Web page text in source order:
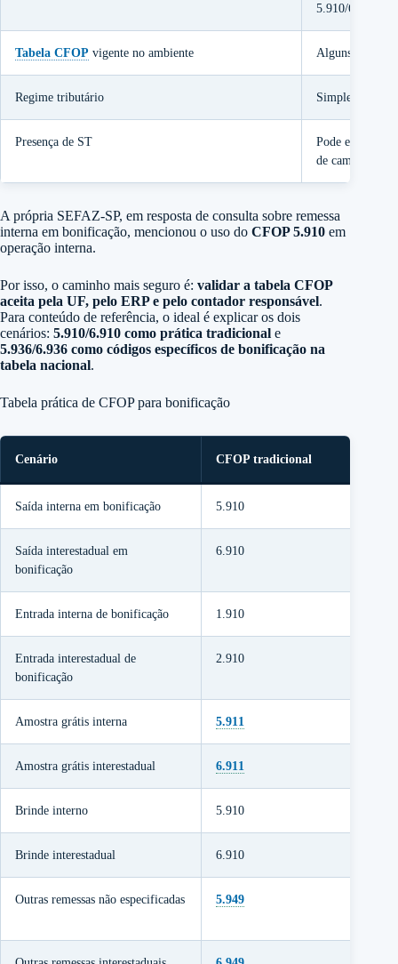
5.910/6.910
Tabela CFOP vigente no ambiente Alguns
Regime tributário Simples
Presença de ST Pode exigir
de campos
A própria SEFAZ-SP, em resposta de consulta sobre remessa
interna em bonificação, mencionou o uso do CFOP 5.910 em
operação interna.
Por isso, o caminho mais seguro é: validar a tabela CFOP
aceita pela UF, pelo ERP e pelo contador responsável.
Para conteúdo de referência, o ideal é explicar os dois
cenários: 5.910/6.910 como prática tradicional e
5.936/6.936 como códigos específicos de bonificação na
tabela nacional.
Tabela prática de CFOP para bonificação
Cenário CFOP tradicional
Saída interna em bonificação 5.910
Saída interestadual em
bonificação
6.910
Entrada interna de bonificação 1.910
Entrada interestadual de
bonificação
2.910
Amostra grátis interna 5.911
Amostra grátis interestadual 6.911
Brinde interno 5.910
Brinde interestadual 6.910
Outras remessas não especificadas 5.949